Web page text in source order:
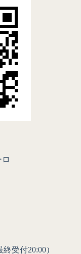
受付20:00）